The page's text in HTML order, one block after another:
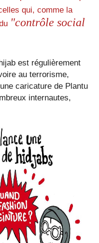
qui, comme la
"contrôle social
est régulièrement
au terrorisme,
caricature de Plantu
internautes,